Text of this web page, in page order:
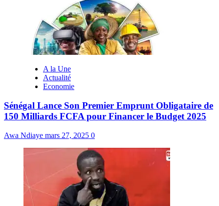
A la Une
Actualité
Economie
Sénégal Lance Son Premier Emprunt Obligataire de
150 Milliards FCFA pour Financer le Budget 2025
Awa Ndiaye mars 27, 2025 0